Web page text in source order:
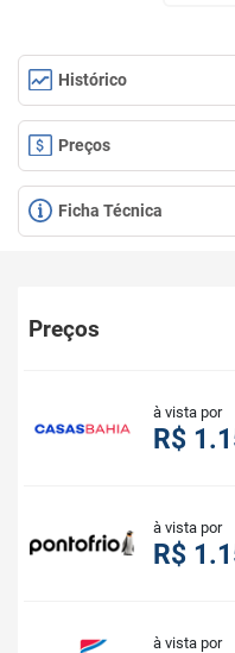
Histórico
Preços
Ficha Técnica
Preços
à vista por
R$
à vista por
R$
à vista por